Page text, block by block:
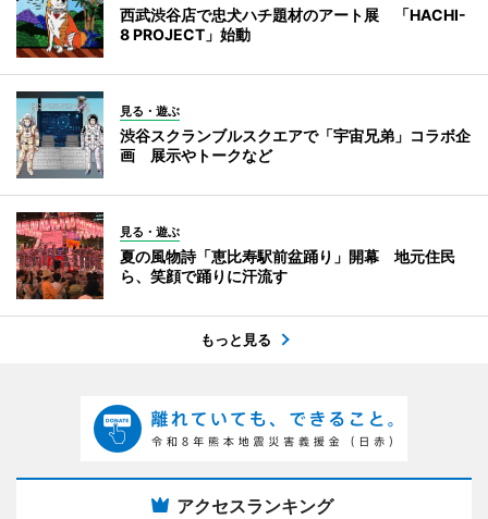
西武渋谷店で忠犬ハチ題材のアート展 「HACHI-
8 PROJECT」始動
見る・遊ぶ
渋谷スクランブルスクエアで「宇宙兄弟」コラボ企
画 展示やトークなど
見る・遊ぶ
夏の風物詩「恵比寿駅前盆踊り」開幕 地元住民
ら、笑顔で踊りに汗流す
もっと見る
アクセスランキング